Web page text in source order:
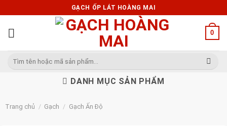
to
content
GẠCH ỐP LÁT HOÀNG MAI
0
Tìm
DANH MỤC SẢN PHẨM
Trang chủ / Gạch / Gạch Ấn Độ